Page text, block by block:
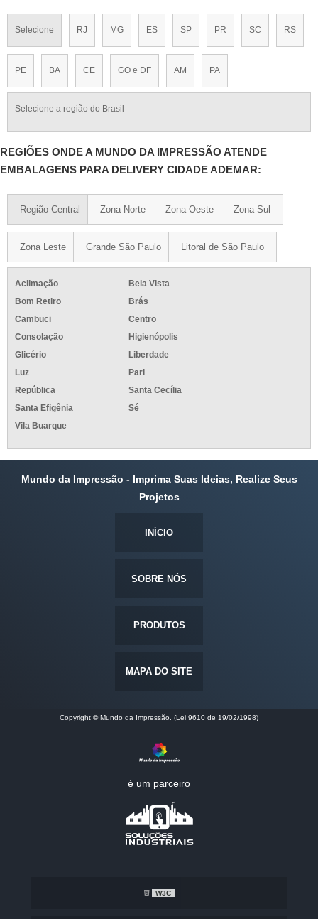
Selecione RJ MG ES SP PR SC RS
PE BA CE GO e DF AM PA
Selecione a região do Brasil
REGIÕES ONDE A MUNDO DA IMPRESSÃO ATENDE
EMBALAGENS PARA DELIVERY CIDADE ADEMAR:
Região Central Zona Norte Zona Oeste Zona Sul
Zona Leste Grande São Paulo Litoral de São Paulo
Aclimação
Bela Vista
Bom Retiro
Brás
Cambuci
Centro
Consolação
Higienópolis
Glicério
Liberdade
Luz
Pari
República
Santa Cecília
Santa Efigênia
Sé
Vila Buarque
Mundo da Impressão - Imprima Suas Ideias, Realize Seus
Projetos
INÍCIO
SOBRE NÓS
PRODUTOS
MAPA DO SITE
Copyright © Mundo da Impressão. (Lei 9610 de 19/02/1998)
é um parceiro
W3C